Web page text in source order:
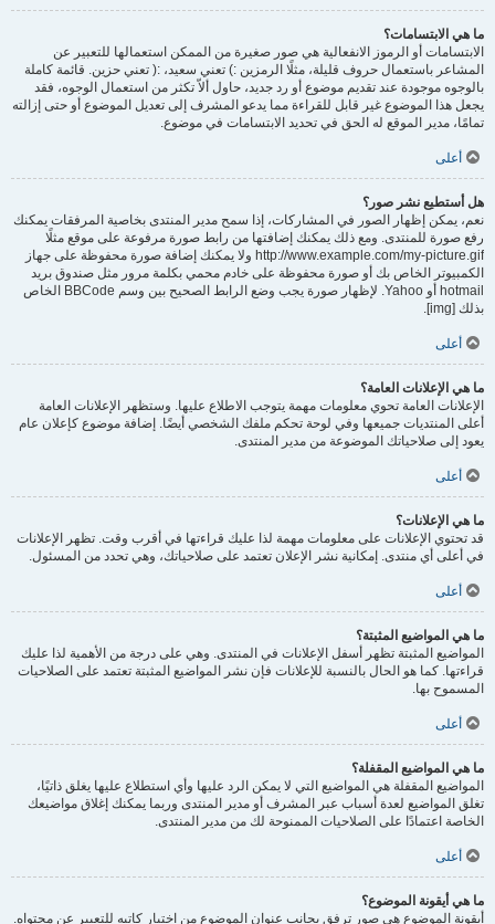
ما هي الابتسامات؟
الابتسامات أو الرموز الانفعالية هي صور صغيرة من الممكن استعمالها للتعبير عن
المشاعر باستعمال حروف قليلة، مثلًا الرمزين :) تعني سعيد، :( تعني حزين. قائمة كاملة
بالوجوه موجودة عند تقديم موضوع أو رد جديد، حاول ألاّ تكثر من استعمال الوجوه، فقد
يجعل هذا الموضوع غير قابل للقراءة مما يدعو المشرف إلى تعديل الموضوع أو حتى إزالته
تمامًا، مدير الموقع له الحق في تحديد الابتسامات في موضوع.
أعلى
هل أستطيع نشر صور؟
نعم، يمكن إظهار الصور في المشاركات، إذا سمح مدير المنتدى بخاصية المرفقات يمكنك
رفع صورة للمنتدى. ومع ذلك يمكنك إضافتها من رابط صورة مرفوعة على موقع مثلًا
http://www.example.com/my-picture.gif ولا يمكنك إضافة صورة محفوظة على جهاز
الكمبيوتر الخاص بك أو صورة محفوظة على خادم محمي بكلمة مرور مثل صندوق بريد
hotmail أو Yahoo. لإظهار صورة يجب وضع الرابط الصحيح بين وسم BBCode الخاص
بذلك [img].
أعلى
ما هي الإعلانات العامة؟
الإعلانات العامة تحوي معلومات مهمة يتوجب الاطلاع عليها. وستظهر الإعلانات العامة
أعلى المنتديات جميعها وفي لوحة تحكم ملفك الشخصي أيضًا. إضافة موضوع كإعلان عام
يعود إلى صلاحياتك الموضوعة من مدير المنتدى.
أعلى
ما هي الإعلانات؟
قد تحتوي الإعلانات على معلومات مهمة لذا عليك قراءتها في أقرب وقت. تظهر الإعلانات
في أعلى أي منتدى. إمكانية نشر الإعلان تعتمد على صلاحياتك، وهي تحدد من المسئول.
أعلى
ما هي المواضيع المثبتة؟
المواضيع المثبتة تظهر أسفل الإعلانات في المنتدى. وهي على درجة من الأهمية لذا عليك
قراءتها. كما هو الحال بالنسبة للإعلانات فإن نشر المواضيع المثبتة تعتمد على الصلاحيات
المسموح بها.
أعلى
ما هي المواضيع المقفلة؟
المواضيع المقفلة هي المواضيع التي لا يمكن الرد عليها وأي استطلاع عليها يغلق ذاتيًا،
تغلق المواضيع لعدة أسباب عبر المشرف أو مدير المنتدى وربما يمكنك إغلاق مواضيعك
الخاصة اعتمادًا على الصلاحيات الممنوحة لك من مدير المنتدى.
أعلى
ما هي أيقونة الموضوع؟
أيقونة الموضوع هي صور ترفق بجانب عنوان الموضوع من اختيار كاتبه للتعبير عن محتواه.